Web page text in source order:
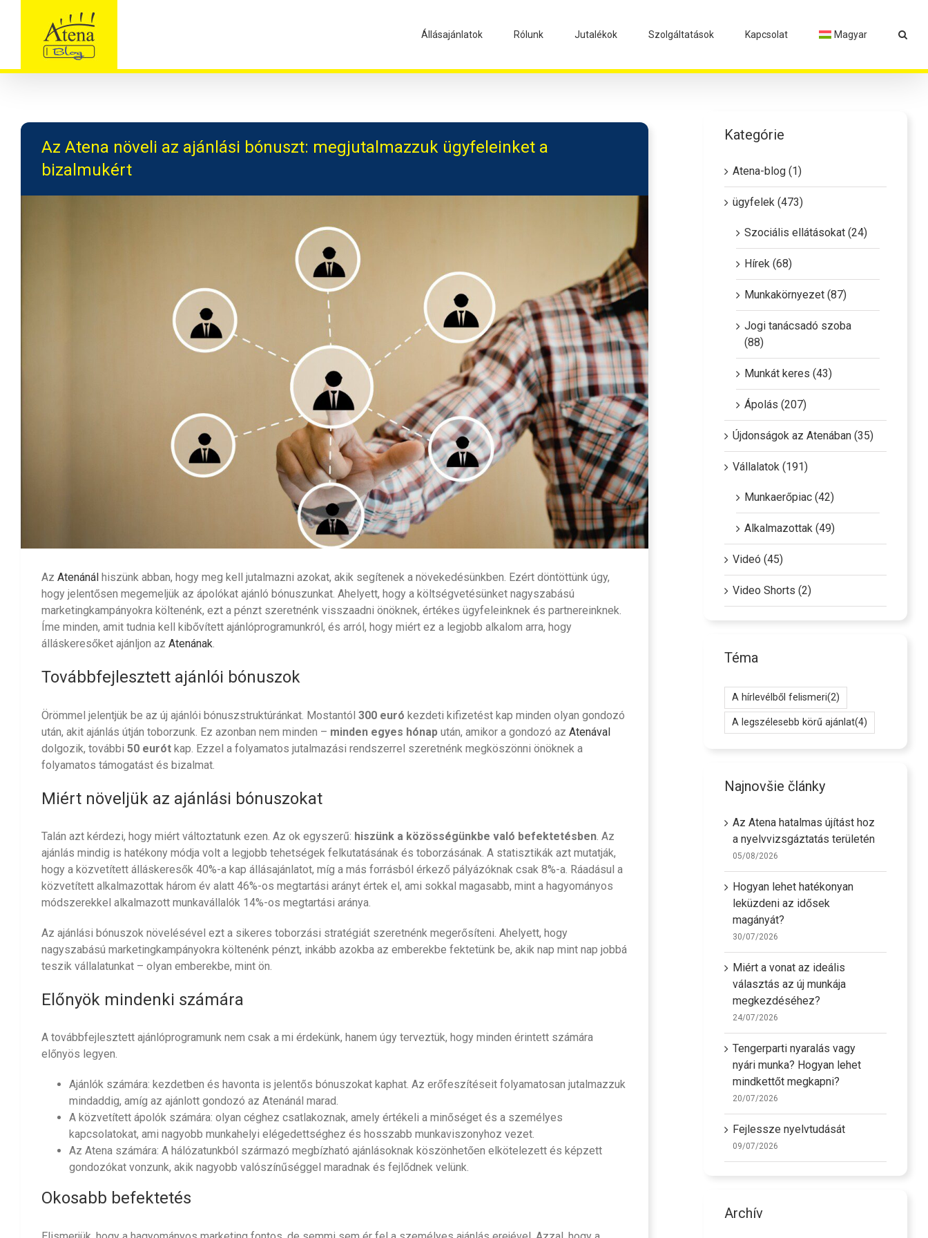
Állásajánlatok Rólunk Jutalékok Szolgáltatások Kapcsolat Magyar
Az Atena növeli az ajánlási bónuszt: megjutalmazzuk ügyfeleinket a
bizalmukért
Az Atenánál hiszünk abban, hogy meg kell jutalmazni azokat, akik segítenek a növekedésünkben. Ezért döntöttünk úgy,
hogy jelentősen megemeljük az ápolókat ajánló bónuszunkat. Ahelyett, hogy a költségvetésünket nagyszabású
marketingkampányokra költenénk, ezt a pénzt szeretnénk visszaadni önöknek, értékes ügyfeleinknek és partnereinknek.
Íme minden, amit tudnia kell kibővített ajánlóprogramunkról, és arról, hogy miért ez a legjobb alkalom arra, hogy
álláskeresőket ajánljon az Atenának.
Továbbfejlesztett ajánlói bónuszok
Örömmel jelentjük be az új ajánlói bónuszstruktúránkat. Mostantól 300 euró kezdeti kifizetést kap minden olyan gondozó
után, akit ajánlás útján toborzunk. Ez azonban nem minden – minden egyes hónap után, amikor a gondozó az Atenával
dolgozik, további 50 eurót kap. Ezzel a folyamatos jutalmazási rendszerrel szeretnénk megköszönni önöknek a
folyamatos támogatást és bizalmat.
Miért növeljük az ajánlási bónuszokat
Talán azt kérdezi, hogy miért változtatunk ezen. Az ok egyszerű: hiszünk a közösségünkbe való befektetésben. Az
ajánlás mindig is hatékony módja volt a legjobb tehetségek felkutatásának és toborzásának. A statisztikák azt mutatják,
hogy a közvetített álláskeresők 40%-a kap állásajánlatot, míg a más forrásból érkező pályázóknak csak 8%-a. Ráadásul a
közvetített alkalmazottak három év alatt 46%-os megtartási arányt értek el, ami sokkal magasabb, mint a hagyományos
módszerekkel alkalmazott munkavállalók 14%-os megtartási aránya.
Az ajánlási bónuszok növelésével ezt a sikeres toborzási stratégiát szeretnénk megerősíteni. Ahelyett, hogy
nagyszabású marketingkampányokra költenénk pénzt, inkább azokba az emberekbe fektetünk be, akik nap mint nap jobbá
teszik vállalatunkat – olyan emberekbe, mint ön.
Előnyök mindenki számára
A továbbfejlesztett ajánlóprogramunk nem csak a mi érdekünk, hanem úgy terveztük, hogy minden érintett számára
előnyös legyen.
Ajánlók számára: kezdetben és havonta is jelentős bónuszokat kaphat. Az erőfeszítéseit folyamatosan jutalmazzuk
mindaddig, amíg az ajánlott gondozó az Atenánál marad.
A közvetített ápolók számára: olyan céghez csatlakoznak, amely értékeli a minőséget és a személyes
kapcsolatokat, ami nagyobb munkahelyi elégedettséghez és hosszabb munkaviszonyhoz vezet.
Az Atena számára: A hálózatunkból származó megbízható ajánlásoknak köszönhetően elkötelezett és képzett
gondozókat vonzunk, akik nagyobb valószínűséggel maradnak és fejlődnek velünk.
Okosabb befektetés
Kategórie
Atena-blog (1)
ügyfelek (473)
Szociális ellátásokat (24)
Hírek (68)
Munkakörnyezet (87)
Jogi tanácsadó szoba
(88)
Munkát keres (43)
Ápolás (207)
Újdonságok az Atenában (35)
Vállalatok (191)
Munkaerőpiac (42)
Alkalmazottak (49)
Videó (45)
Video Shorts (2)
Téma
A hírlevélből felismeri(2)
A legszélesebb körű ajánlat(4)
Najnovšie články
Az Atena hatalmas újítást hoz
a nyelvvizsgáztatás területén
05/08/2026
Hogyan lehet hatékonyan
leküzdeni az idősek
magányát?
30/07/2026
Miért a vonat az ideális
választás az új munkája
megkezdéséhez?
24/07/2026
Tengerparti nyaralás vagy
nyári munka? Hogyan lehet
mindkettőt megkapni?
20/07/2026
Fejlessze nyelvtudását
09/07/2026
Archív